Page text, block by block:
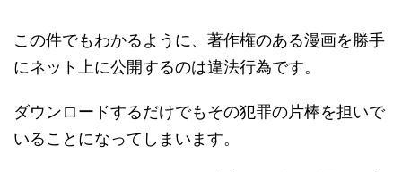
この件でもわかるように、著作権のある漫画を勝手
にネット上に公開するのは違法行為です。
ダウンロードするだけでもその犯罪の片棒を担いで
いることになってしまいます。